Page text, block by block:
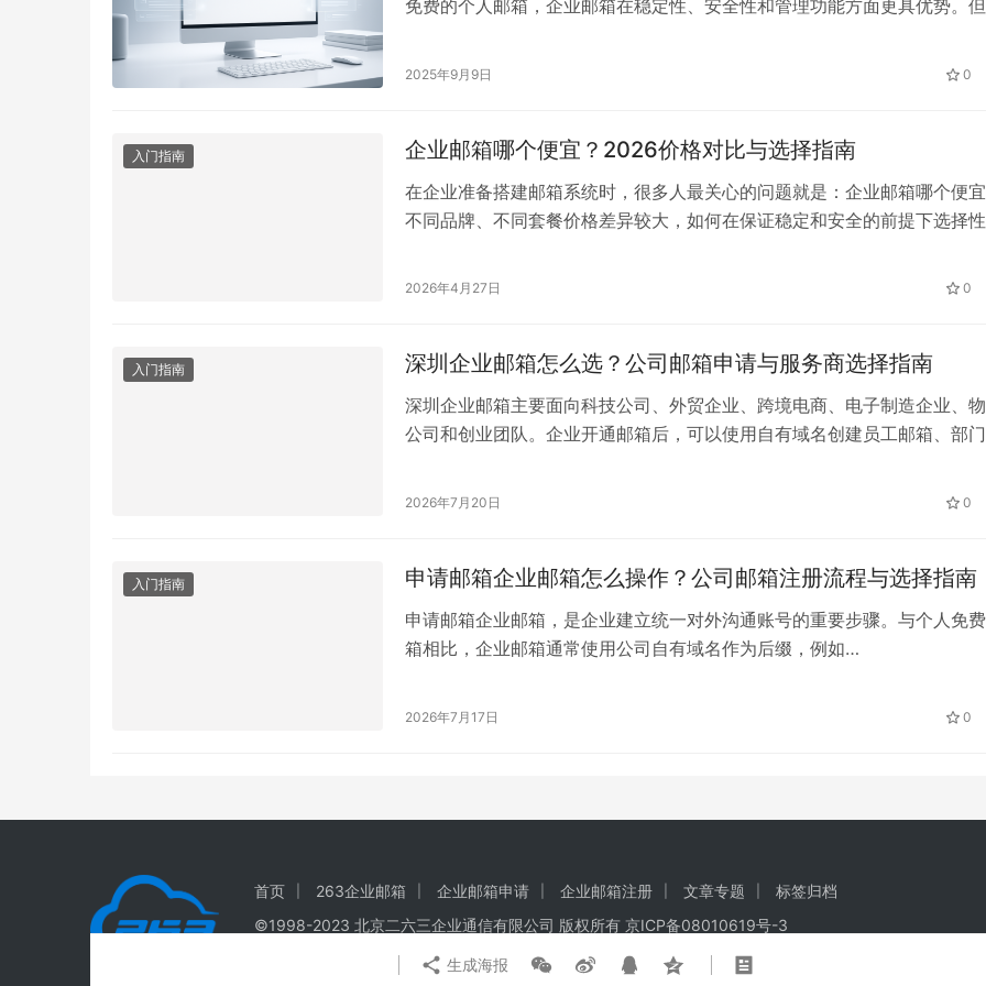
生成海报
免费的个人邮箱，企业邮箱在稳定性、安全性和管理功能方面更具优势。但
是否差异很大？下面我们一起来详细解析。 一、公司邮箱为什么要收费？
2025年9月9日 0
入门指南 企业邮箱哪个便宜？2026价格对比与选择指南
在企业准备搭建邮箱系统时，很多人最关心的问题就是：企业邮箱哪个便宜
不同品牌、不同套餐价格差异较大，如何在保证稳定和安全的前提下选择性
选择建议三个方面，帮助你全面了解企业邮箱哪个便宜。 企业邮箱哪个便宜
2026年4月27日 0
入门指南 深圳企业邮箱怎么选？公司邮箱申请与服务商选择指南
深圳企业邮箱主要面向科技公司、外贸企业、跨境电商、电子制造企业、
公司和创业团队。企业开通邮箱后，可以使用自有域名创建员工邮箱、部门
料和员工账号。 深圳企业数量较多，业务场景差异也较大。企业选择邮箱时
2026年7月20日 0
入门指南 申请邮箱企业邮箱怎么操作？公司邮箱注册流程与选择指南
申请邮箱企业邮箱，是企业建立统一对外沟通账号的重要步骤。与个人免
箱相比，企业邮箱通常使用公司自有域名作为后缀，例如
号、部门邮箱和岗位邮箱，也有助于规范商务邮件往来。 企业在申请前，应
2026年7月17日 0
首页 263企业邮箱 企业邮箱申请 企业邮箱注册 文章专题
标签归档
©1998-2023 北京二六三企业通信有限公司 版权所有京ICP备08010619号-3